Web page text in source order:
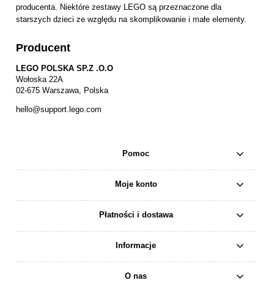
producenta. Niektóre zestawy LEGO są przeznaczone dla
starszych dzieci ze względu na skomplikowanie i małe elementy.
Producent
LEGO POLSKA SP.Z .O.O
Wołoska 22A
02-675 Warszawa, Polska
hello@support.lego.com
Pomoc
Moje konto
Płatności i dostawa
Informacje
O nas